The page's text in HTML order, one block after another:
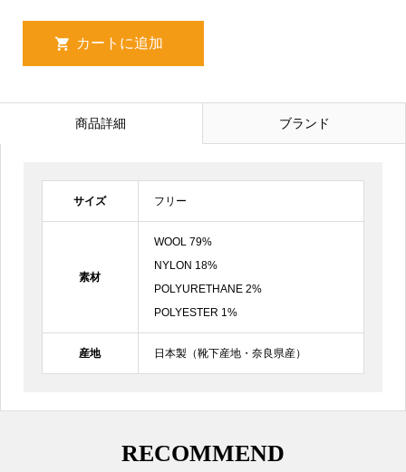
商品詳細 ブランド
サイズ フリー
素材
WOOL 79%
NYLON 18%
POLYURETHANE 2%
POLYESTER 1%
産地 日本製（靴下産地・奈良県産）
RECOMMEND